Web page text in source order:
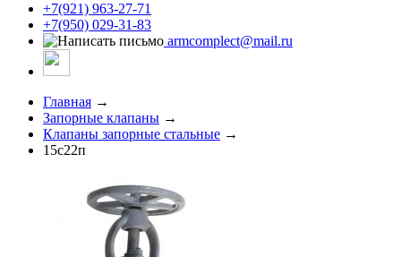
+7(921) 963-27-71
+7(950) 029-31-83
armcomplect@mail.ru
Главная →
Запорные клапаны →
Клапаны запорные стальные →
15с22п